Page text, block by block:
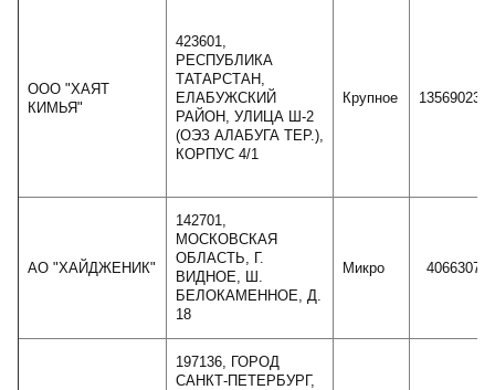
ООО "ХАЯТ
КИМЬЯ"
423601,
РЕСПУБЛИКА
ТАТАРСТАН,
ЕЛАБУЖСКИЙ
РАЙОН, УЛИЦА Ш-2
(ОЭЗ АЛАБУГА ТЕР.),
КОРПУС 4/1
Крупное 13569023
АО "ХАЙДЖЕНИК"
142701,
МОСКОВСКАЯ
ОБЛАСТЬ, Г.
ВИДНОЕ, Ш.
БЕЛОКАМЕННОЕ, Д.
18
Микро 4066307
197136, ГОРОД
САНКТ-ПЕТЕРБУРГ,